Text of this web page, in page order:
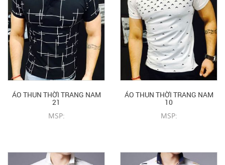
ÁO THUN THỜI TRANG NAM
21
MSP:
ÁO THUN THỜI TRANG NAM
10
MSP: